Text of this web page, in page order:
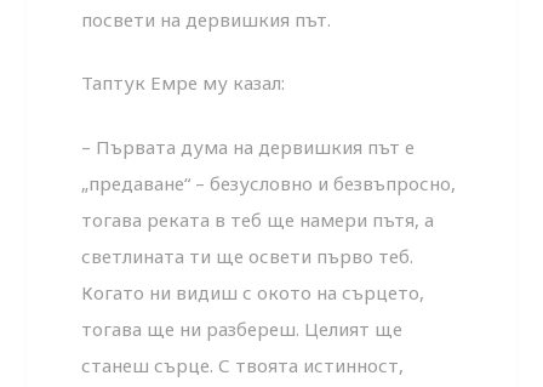
посвети на дервишкия път.
Таптук Емре му казал:
– Първата дума на дервишкия път е
„предаване“ – безусловно и безвъпросно,
тогава реката в теб ще намери пътя, а
светлината ти ще освети първо теб.
Когато ни видиш с окото на сърцето,
тогава ще ни разбереш. Целият ще
станеш сърце. С твоята истинност,